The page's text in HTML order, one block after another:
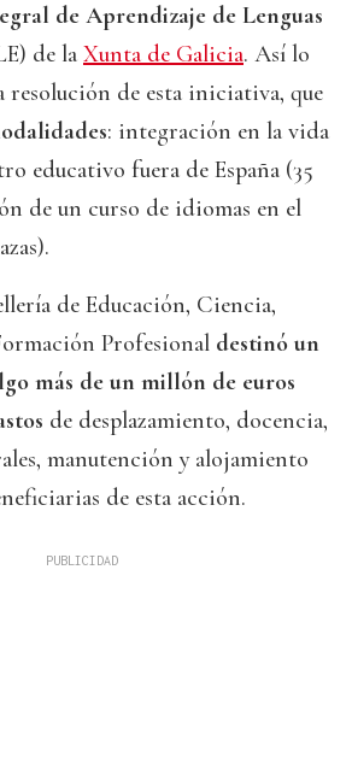
de Aprendizaje de Lenguas
de la Xunta de Galicia. Así lo
resolución de esta iniciativa, que
: integración en la vida
educativo fuera de España (35
de un curso de idiomas en el
de Educación, Ciencia,
Profesional destinó un
más de un millón de euros
de desplazamiento, docencia,
manutención y alojamiento
de esta acción.